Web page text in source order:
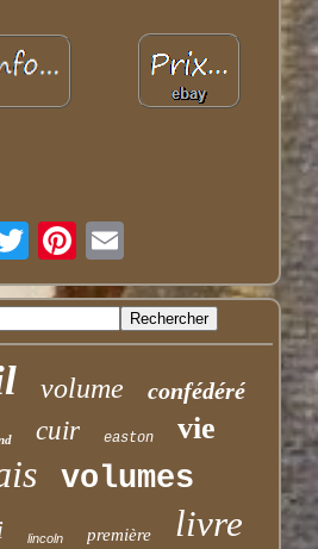
volume confédéré
cuir easton vie
volumes
lincoln première livre